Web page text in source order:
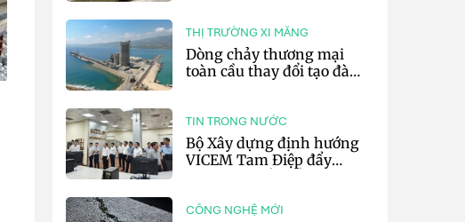
THỊ TRƯỜNG XI MĂNG
Dòng chảy thương mại
toàn cầu thay đổi tạo đà
TIN TRONG NƯỚC
Bộ Xây dựng định hướng
VICEM Tam Điệp đẩy
CÔNG NGHỆ MỚI